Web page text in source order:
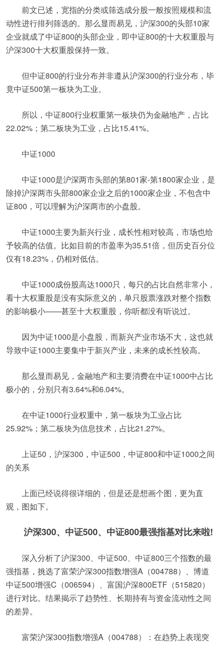
前文已述，宽指的分类或筛选成分股一般按照规模和流
动性进行排列筛选的。那么显而易见，沪深300的头部10家
企业就成了中证800的头部企业，即中证800的十大权重股与
沪深300十大权重股保持一致。
但中证800的行业分布并非遵从沪深300的行业分布，毕
竟中证500第一板块为工业。
所以，中证800行业权重第一板块仍为金融地产，占比
22.02%；第二板块为工业，占比15.41%。
中证1000
中证1000是沪深两市头部的第801家-第1800家企业，是
除掉沪深两市头部800家企业之后的1000家企业，不包含中
证800，可以理解为沪深两市的小盘股。
中证1000主要为新兴行业，成长性相对较高，市场也给
予较高的估值。比如目前的市盈率为35.51倍，但历史百分位
仅有18.23%，仍相对低估。
中证1000成份股高达1000只，每只的占比自然非常小，
看十大权重股是没有实际意义的，单只股票涨跌对整个指数
的影响极小——甚至十大权重股，你听都没有听说过。
因为中证1000是小盘股，而新兴产业市场不大，这也就
导致中证1000主要集中于新兴产业，未来的成长性较高。
那么显而易见，金融地产和主要消费在中证1000中占比
极小的，分别只有3.64%和6.04%。
在中证1000行业权重中，第一板块为工业占比
25.92%；第二板块为信息技术，占比21.27%。
上证50，沪深300，中证500，中证800和中证1000之间
的关系
上面已经说得很详细的，但是还是想画个图，更为直
观，图如下。
沪深300、中证500、中证800最强指基对比来啦!
深入分析了沪深300、中证500、中证800三个指数的最
强指基，挑选了富荣沪深300指数增强A（004788）、博道
中证500增强C（006594）、富国沪深800ETF（515820）
进行对比。结果揭示了趋势性、长期持有与资金流动性之间
的差异。
富荣沪深300指数增强A（004788）：在趋势上表现突